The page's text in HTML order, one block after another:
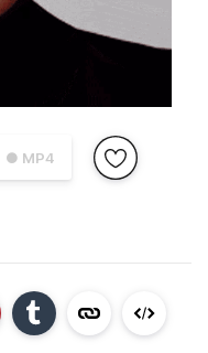
● MP4